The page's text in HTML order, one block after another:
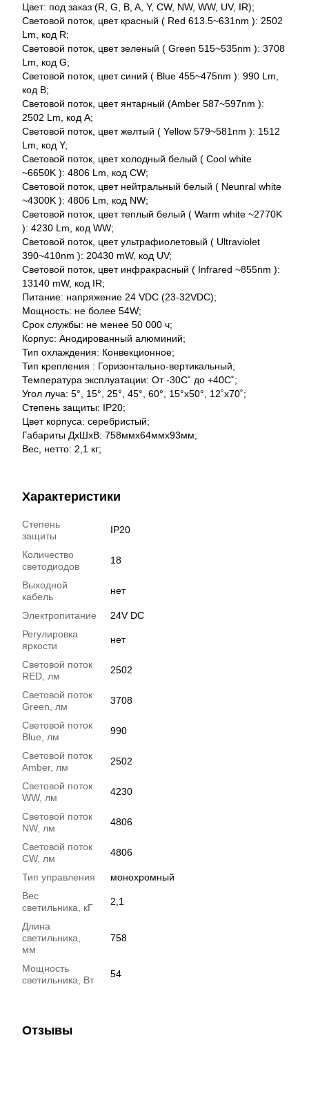
Цвет: под заказ (R, G, B, A, Y, CW, NW, WW, UV, IR);
Световой поток, цвет красный ( Red 613.5~631nm ): 2502
Lm, код R;
Световой поток, цвет зеленый ( Green 515~535nm ): 3708
Lm, код G;
Световой поток, цвет синий ( Blue 455~475nm ): 990 Lm,
код B;
Световой поток, цвет янтарный (Amber 587~597nm ):
2502 Lm, код A;
Световой поток, цвет желтый ( Yellow 579~581nm ): 1512
Lm, код Y;
Световой поток, цвет холодный белый ( Cool white
~6650K ): 4806 Lm, код CW;
Световой поток, цвет нейтральный белый ( Neunral white
~4300K ): 4806 Lm, код NW;
Световой поток, цвет теплый белый ( Warm white ~2770K
): 4230 Lm, код WW;
Световой поток, цвет ультрафиолетовый ( Ultraviolet
390~410nm ): 20430 mW, код UV;
Световой поток, цвет инфракрасный ( Infrared ~855nm ):
13140 mW, код IR;
Питание: напряжение 24 VDC (23-32VDC);
Мощность: не более 54W;
Срок службы: не менее 50 000 ч;
Корпус: Анодированный алюминий;
Тип охлаждения: Конвекционное;
Тип крепления : Горизонтально-вертикальный;
Температура эксплуатации: От -30С˚ до +40С˚;
Угол луча: 5°, 15°, 25°, 45°, 60°, 15°x50°, 12˚x70˚;
Степень защиты: IP20;
Цвет корпуса: серебристый;
Габариты ДхШхВ: 758ммх64ммх93мм;
Вес, нетто: 2,1 кг;
Характеристики
Степень
защиты
IP20
Количество
светодиодов
18
Выходной
кабель
нет
Электропитание
24V DC
Регулировка
яркости
нет
Световой поток
RED, лм
2502
Световой поток
Green, лм
3708
Световой поток
Blue, лм
990
Световой поток
Amber, лм
2502
Световой поток
WW, лм
4230
Световой поток
NW, лм
4806
Световой поток
CW, лм
4806
Тип управления
монохромный
Вес
светильника, кГ
2,1
Длина
светильника,
мм
758
Мощность
светильника, Вт
54
Отзывы